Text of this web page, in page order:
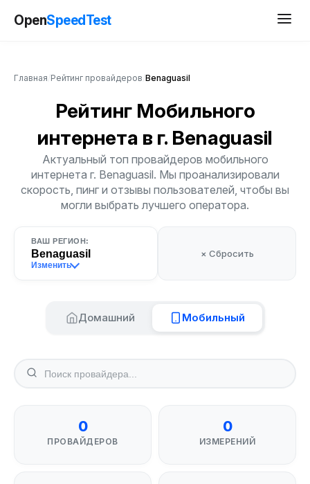
OpenSpeedTest
Главная Рейтинг провайдеров Benaguasil
Рейтинг Мобильного
интернета в г. Benaguasil
Актуальный топ провайдеров мобильного
интернета г. Benaguasil. Мы проанализировали
скорость, пинг и отзывы пользователей, чтобы вы
могли выбрать лучшего оператора.
ВАШ РЕГИОН:
Benaguasil
Изменить
× Сбросить
Домашний Мобильный
0
ПРОВАЙДЕРОВ
0
ИЗМЕРЕНИЙ